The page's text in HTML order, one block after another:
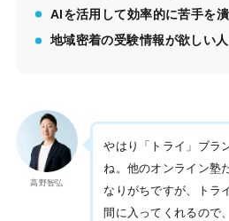
AIを活用して効率的に苦手を
地域密着の受験情報が欲しい人
高野智弘
やはり「トライ」ブラ
ね。他のオンライン塾
なりがちですが、トラ
間に入ってくれるので